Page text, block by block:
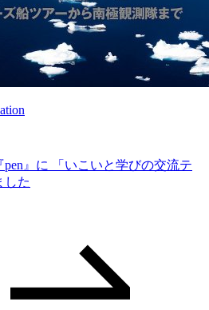
』に 「いこいと学びの交流テ
した